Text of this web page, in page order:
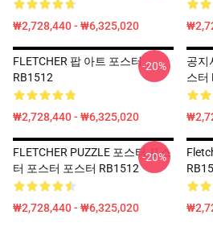
₩2,728,440 - ₩6,325,020
FLETCHER 팝 아트 포스터
RB1512
₩2,728,440 - ₩6,325,020
-20%
공지
스터
FLETCHER PUZZLE 포스터 포스
터 포스터 포스터 RB1512
₩2,728,440 - ₩6,325,020
-20%